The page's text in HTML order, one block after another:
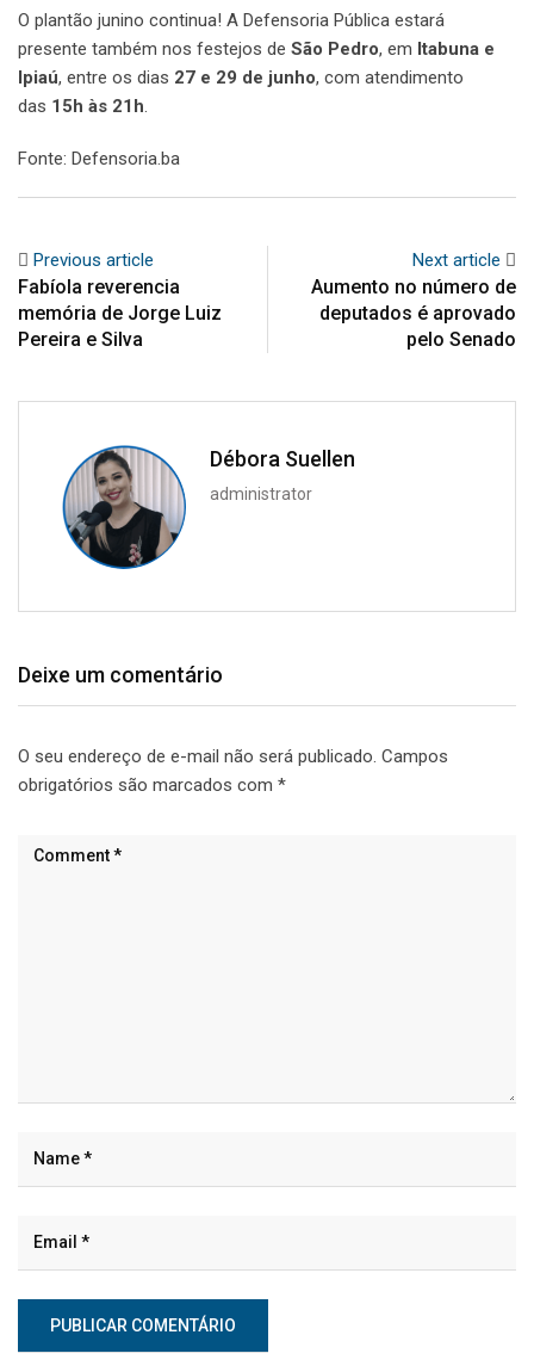
O plantão junino continua! A Defensoria Pública estará
presente também nos festejos de São Pedro, em Itabuna e
Ipiaú, entre os dias 27 e 29 de junho, com atendimento
das 15h às 21h.
Fonte: Defensoria.ba
Previous article
Fabíola reverencia
memória de Jorge Luiz
Pereira e Silva
Next article
Aumento no número de
deputados é aprovado
pelo Senado
Débora Suellen
administrator
Deixe um comentário
O seu endereço de e-mail não será publicado. Campos
obrigatórios são marcados com *